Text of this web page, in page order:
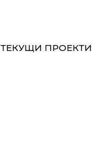
ТЕКУЩИ ПРОЕКТИ